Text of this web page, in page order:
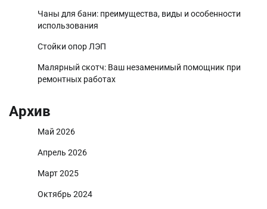
Чаны для бани: преимущества, виды и особенности
использования
Стойки опор ЛЭП
Малярный скотч: Ваш незаменимый помощник при
ремонтных работах
Архив
Май 2026
Апрель 2026
Март 2025
Октябрь 2024